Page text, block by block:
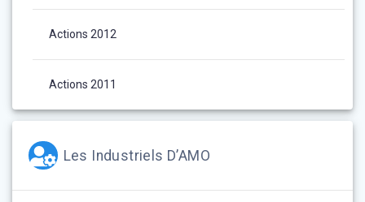
Actions 2012
Actions 2011
Les Industriels D’AMO